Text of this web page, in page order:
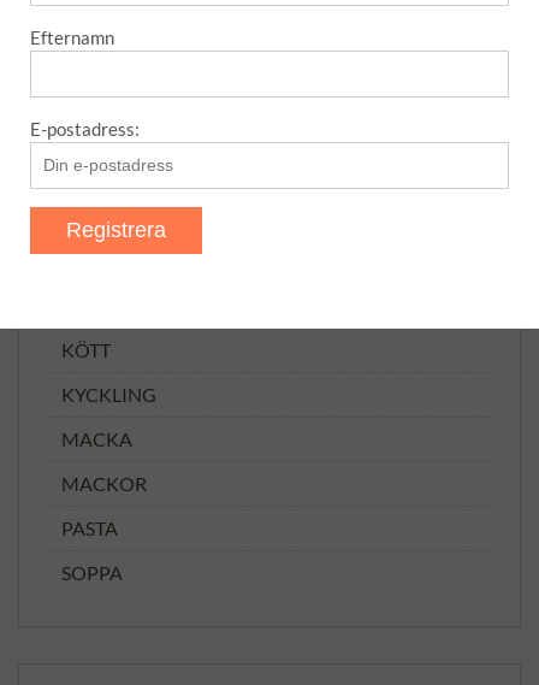
Tillbehör
TIPS
Uncategorized
VARMRÄTTER
ANNAT
KÖTT
KYCKLING
MACKA
MACKOR
PASTA
SOPPA
Efternamn
E-postadress: